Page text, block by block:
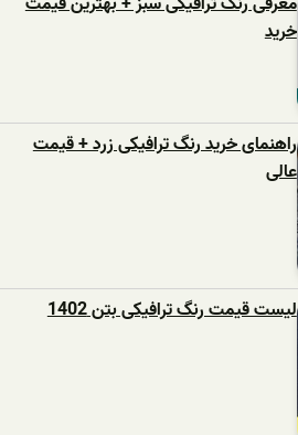
خرید
راهنمای خرید رنگ ترافیکی زرد + قیمت
عالی
لیست قیمت رنگ ترافیکی بتن 1402